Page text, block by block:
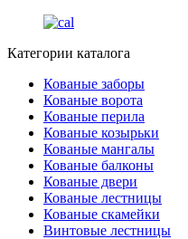
Категории каталога
Кованые заборы
Кованые ворота
Кованые перила
Кованые козырьки
Кованые мангалы
Кованые балконы
Кованые двери
Кованые лестницы
Кованые скамейки
Винтовые лестницы